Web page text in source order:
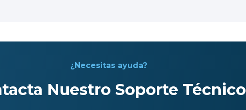
¿Necesitas ayuda?
Nuestro Soporte Técnico